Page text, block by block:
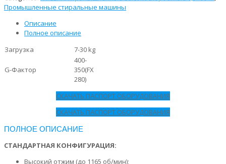
Промышленные стиральные машины
Описание
Полное описание
Загрузка
7-30 kg
G-Фактор
400-
350(FX
280)
СКАЧАТЬ ПАСПОРТ ОБОРУДОВАНИЯ
СКАЧАТЬ ПАСПОРТ ОБОРУДОВАНИЯ
ПОЛНОЕ ОПИСАНИЕ
СТАНДАРТНАЯ КОНФИГУРАЦИЯ:
Высокий отжим (до 1165 об/мин);